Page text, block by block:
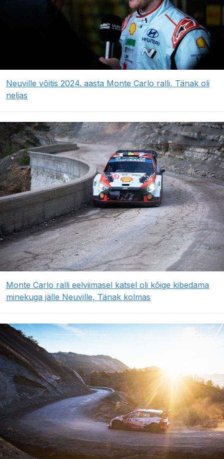
Neuville võitis 2024. aasta Monte Carlo ralli, Tänak oli
neljas
Monte Carlo ralli eelviimasel katsel oli kõige kibedama
minekuga jälle Neuville, Tänak kolmas